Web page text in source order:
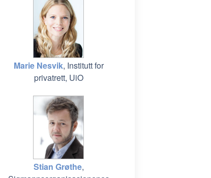
Marie Nesvik, Institutt for
privatrett, UiO
Stian Grøthe,